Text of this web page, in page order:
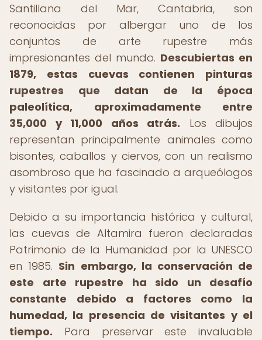
Santillana del Mar, Cantabria, son
reconocidas por albergar uno de los
conjuntos de arte rupestre más
impresionantes del mundo. Descubiertas en
1879, estas cuevas contienen pinturas
rupestres que datan de la época
paleolítica, aproximadamente entre
35,000 y 11,000 años atrás. Los dibujos
representan principalmente animales como
bisontes, caballos y ciervos, con un realismo
asombroso que ha fascinado a arqueólogos
y visitantes por igual.
Debido a su importancia histórica y cultural,
las cuevas de Altamira fueron declaradas
Patrimonio de la Humanidad por la UNESCO
en 1985. Sin embargo, la conservación de
este arte rupestre ha sido un desafío
constante debido a factores como la
humedad, la presencia de visitantes y el
tiempo. Para preservar este invaluable